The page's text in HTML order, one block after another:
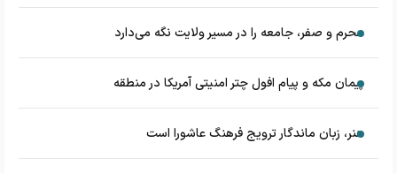
محرم و صفر، جامعه را در مسیر ولایت نگه می‌دارد
پیمان مکه و پیام افول چتر امنیتی آمریکا در منطقه
هنر، زبان ماندگار ترویج فرهنگ عاشورا است